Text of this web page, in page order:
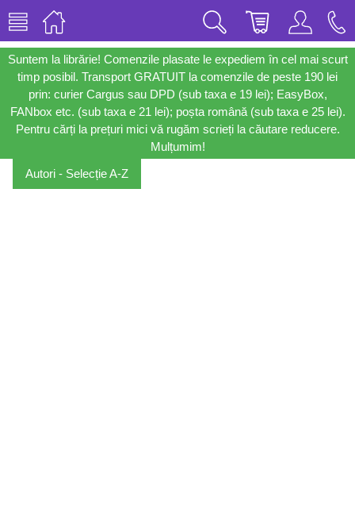
Suntem la librărie! Comenzile plasate le expediem în cel mai scurt
timp posibil. Transport GRATUIT la comenzile de peste 190 lei
prin: curier Cargus sau DPD (sub taxa e 19 lei); EasyBox,
FANbox etc. (sub taxa e 21 lei); poșta română (sub taxa e 25 lei).
Pentru cărți la prețuri mici vă rugăm scrieți la căutare reducere.
Mulțumim!
Autori - Selecție A-Z